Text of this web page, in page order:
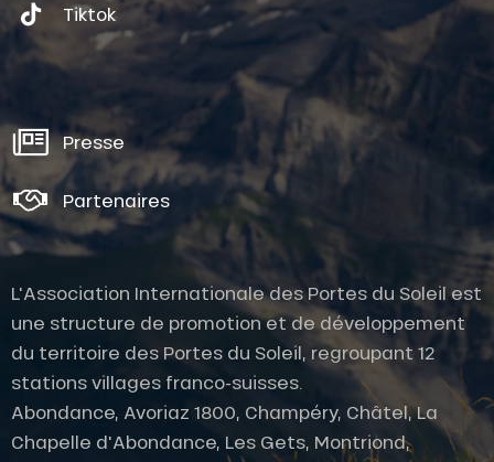
Tiktok
Presse
Partenaires
L'Association Internationale des Portes du Soleil est
une structure de promotion et de développement
du territoire des Portes du Soleil, regroupant 12
stations villages franco-suisses.
Abondance, Avoriaz 1800, Champéry, Châtel, La
Chapelle d'Abondance, Les Gets, Montriond,